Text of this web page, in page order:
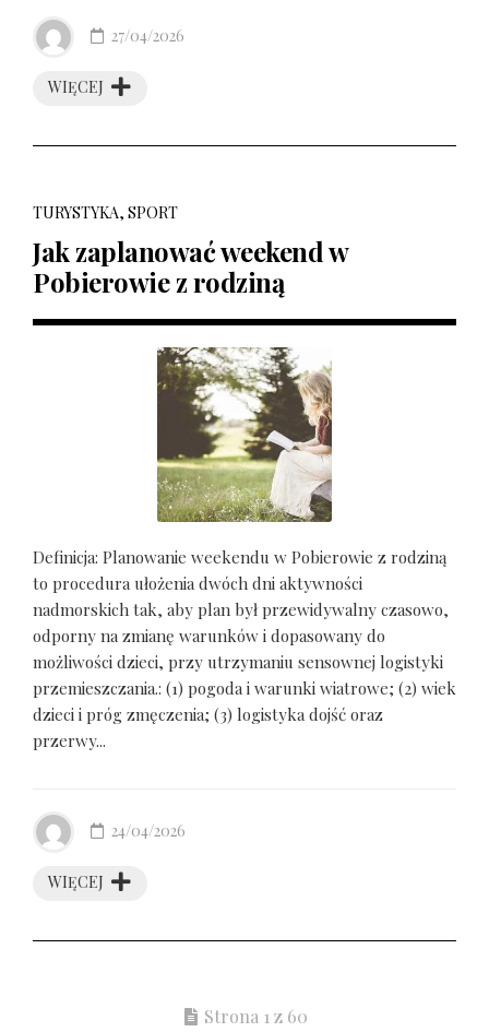
WIĘCEJ
27/04/2026
TURYSTYKA, SPORT
Jak zaplanować weekend w
Pobierowie z rodziną
Definicja: Planowanie weekendu w Pobierowie z rodziną
to procedura ułożenia dwóch dni aktywności
nadmorskich tak, aby plan był przewidywalny czasowo,
odporny na zmianę warunków i dopasowany do
możliwości dzieci, przy utrzymaniu sensownej logistyki
przemieszczania.: (1) pogoda i warunki wiatrowe; (2) wiek
dzieci i próg zmęczenia; (3) logistyka dojść oraz
przerwy...
WIĘCEJ
24/04/2026
Strona 1 z 60